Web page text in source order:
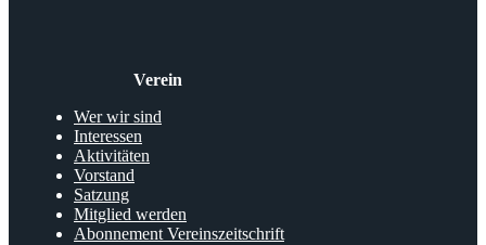
Verein
Wer wir sind
Interessen
Aktivitäten
Vorstand
Satzung
Mitglied werden
Abonnement Vereinszeitschrift